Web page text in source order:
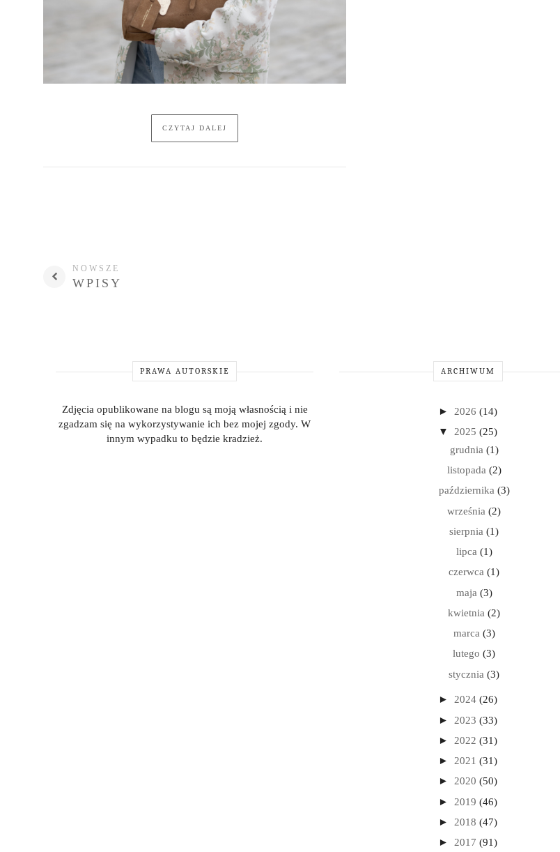
CZYTAJ DALEJ
NOWSZE
WPISY
PRAWA AUTORSKIE
Zdjęcia opublikowane na blogu są moją własnością i nie
zgadzam się na wykorzystywanie ich bez mojej zgody. W
innym wypadku to będzie kradzież.
ARCHIWUM
► 2026(14)
▼2025(25)
grudnia (1)
listopada (2)
października (3)
września(2)
sierpnia(1)
lipca (1)
czerwca(1)
maja (3)
kwietnia(2)
marca (3)
lutego(3)
stycznia(3)
►2024(26)
► 2023(33)
► 2022(31)
► 2021(31)
►2020(50)
► 2019(46)
► 2018(47)
► 2017(91)